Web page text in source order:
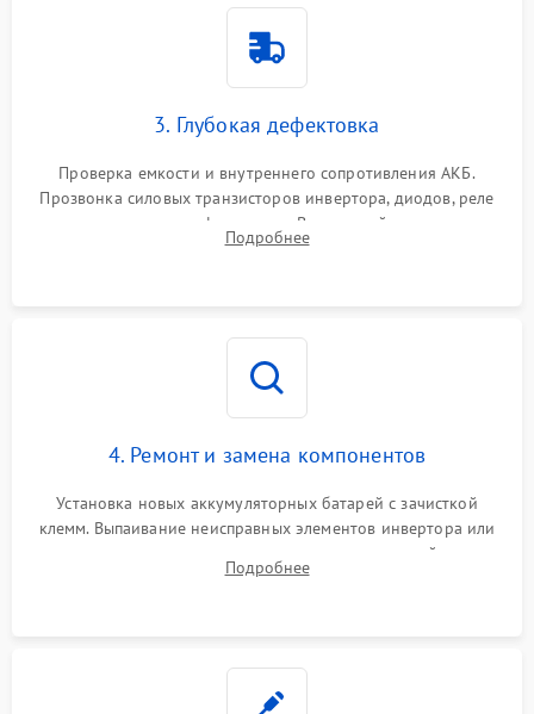
3. Глубокая дефектовка
Проверка емкости и внутреннего сопротивления АКБ.
Прозвонка силовых транзисторов инвертора, диодов, реле
переключения и трансформатора. Визуальный поиск вздутых
конденсаторов и прогаров на печатной плате.
Подробнее
4. Ремонт и замена компонентов
Установка новых аккумуляторных батарей с зачисткой
клемм. Выпаивание неисправных элементов инвертора или
цепи зарядки и монтаж новых радиодеталей.
Восстановление поврежденных токоведущих дорожек и
Подробнее